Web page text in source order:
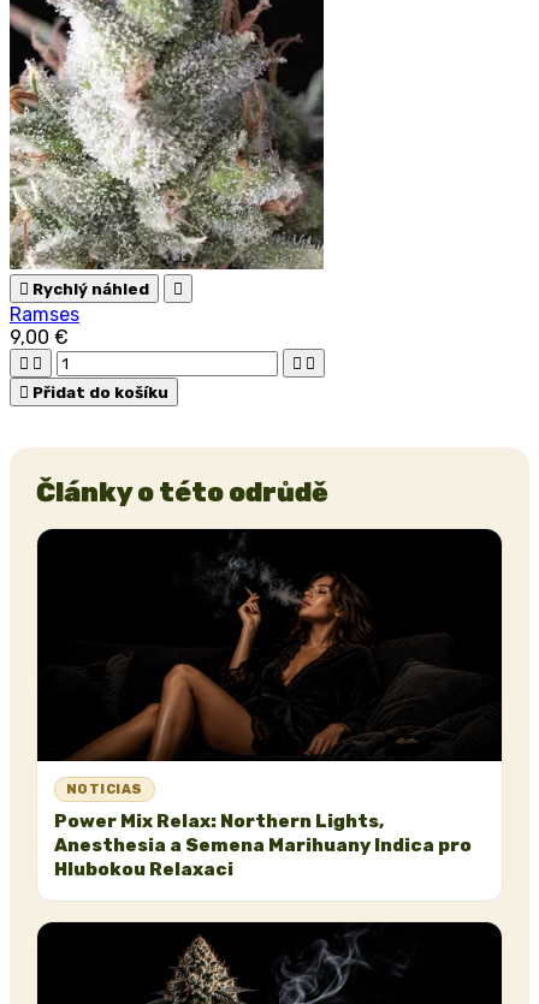
 Rychlý náhled 
Ramses
9,00 €
   
 Přidat do košíku
Články o této odrůdě
NOTICIAS
Power Mix Relax: Northern Lights,
Anesthesia a Semena Marihuany Indica pro
Hlubokou Relaxaci